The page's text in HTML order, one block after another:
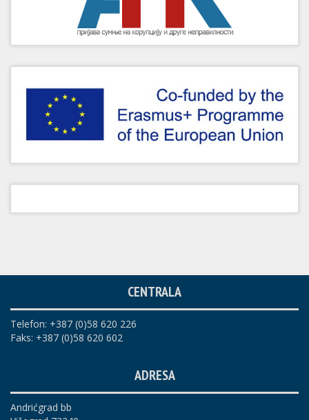
CENTRALA
Telefon: +387 (0)58 620 226
Faks: +387 (0)58 620 602
ADRESA
Andrićgrad bb